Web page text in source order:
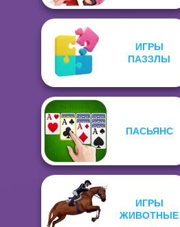
ИГРЫ
ПАЗЗЛЫ
ПАСЬЯНС
ИГРЫ
ЖИВОТНЫЕ